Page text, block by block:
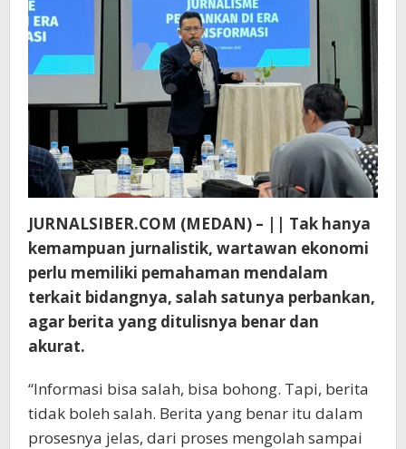
JURNALSIBER.COM (MEDAN) – || Tak hanya
kemampuan jurnalistik, wartawan ekonomi
perlu memiliki pemahaman mendalam
terkait bidangnya, salah satunya perbankan,
agar berita yang ditulisnya benar dan
akurat.
“Informasi bisa salah, bisa bohong. Tapi, berita
tidak boleh salah. Berita yang benar itu dalam
prosesnya jelas, dari proses mengolah sampai